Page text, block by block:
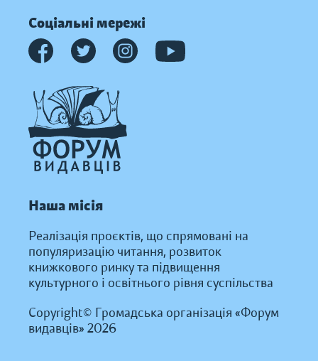
Соціальні мережі
Наша місія
Реалізація проєктів, що спрямовані на
популяризацію читання, розвиток
книжкового ринку та підвищення
культурного і освітнього рівня суспільства
Copyright© Громадська організація «Форум
видавців» 2026